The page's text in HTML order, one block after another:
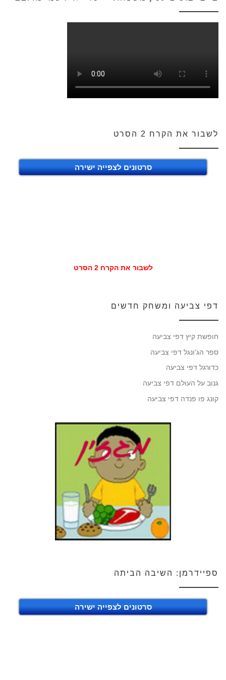
לשבור את הקרח 2 הסרט
סרטונים לצפייה ישירה
לשבור את הקרח 2 הסרט
דפי צביעה ומשחק חדשים
חופשת קיץ דפי צביעה
ספר הג'ונגל דפי צביעה
כדורגל דפי צביעה
גנוב על העולם דפי צביעה
קונג פו פנדה דפי צביעה
ספיידרמן: השיבה הביתה
סרטונים לצפייה ישירה